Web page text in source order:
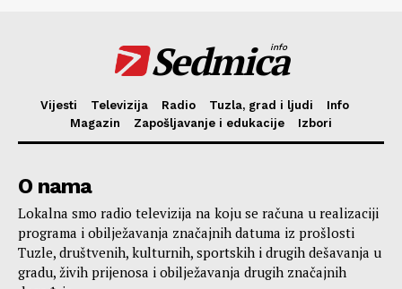
Sedmica
info
Vijesti Televizija Radio Tuzla, grad i ljudi
Info
Magazin
Zapošljavanje i edukacije Izbori
O nama
Lokalna smo radio televizija na koju se računa u realizaciji
programa i obilježavanja značajnih datuma iz prošlosti
Tuzle, društvenih, kulturnih, sportskih i drugih dešavanja u
gradu, živih prijenosa i obilježavanja drugih značajnih